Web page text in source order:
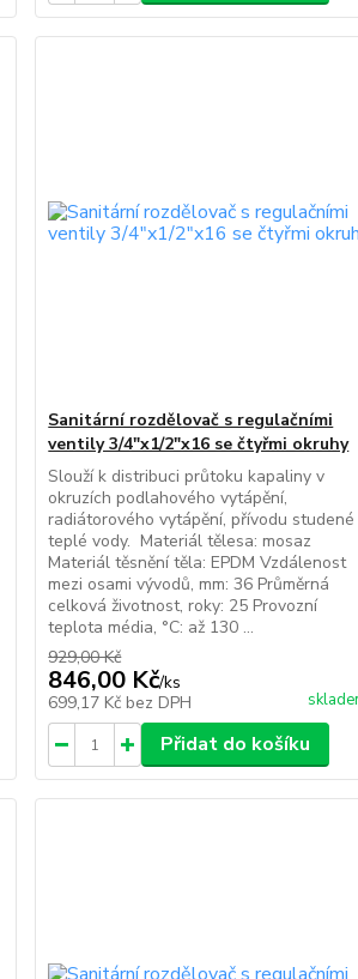
Sanitární rozdělovač s regulačními
ventily 3/4"x1/2"x16 se čtyřmi okruhy
Slouží k distribuci průtoku kapaliny v
okruzích podlahového vytápění,
radiátorového vytápění, přívodu studené
teplé vody. Materiál tělesa: mosaz
Materiál těsnění těla: EPDM Vzdálenost
mezi osami vývodů, mm: 36 Průměrná
celková životnost, roky: 25 Provozní
teplota média, °C: až 130 ...
929,00 Kč
846,00 Kč/ks
699,17 Kč bez DPH
Přidat do košíku